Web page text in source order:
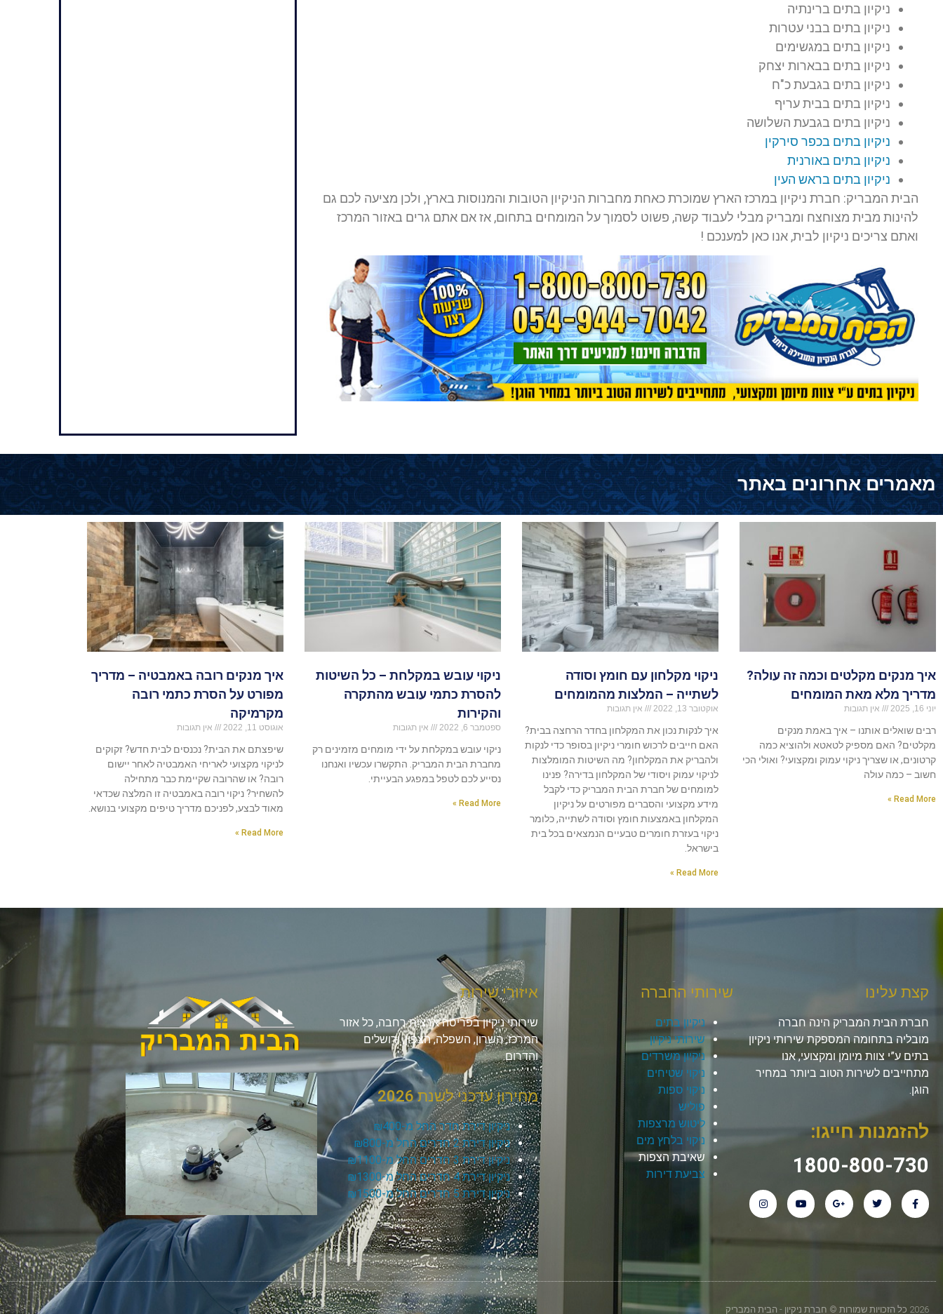
ניקיון בתים ברינתיה
ניקיון בתים בבני עטרות
ניקיון בתים במגשימים
ניקיון בתים בבארות יצחק
ניקיון בתים בגבעת כ"ח
ניקיון בתים בבית עריף
ניקיון בתים בגבעת השלושה
ניקיון בתים בכפר סירקין
ניקיון בתים באורנית
ניקיון בתים בראש העין
הבית המבריק: חברת ניקיון במרכז הארץ שמוכרת כאחת מחברות הניקיון הטובות והמנוסות בארץ, ולכן מציעה לכם גם
להינות מבית מצוחצח ומבריק מבלי לעבוד קשה, פשוט לסמוך על המומחים בתחום, אז אם אתם גרים באזור המרכז
ואתם צריכים ניקיון לבית, אנו כאן למענכם !
מאמרים אחרונים באתר
איך מנקים מקלטים וכמה זה עולה?
מדריך מלא מאת המומחים
יוני 16, 2025 אין תגובות
רבים שואלים אותנו – איך באמת מנקים
מקלטים? האם מספיק לטאטא ולהוציא כמה
קרטונים, או שצריך ניקוי עמוק ומקצועי? ואולי הכי
חשוב – כמה עולה
Read More »
ניקוי מקלחון עם חומץ וסודה
לשתייה – המלצות מהמומחים
אוקטובר 13, 2022 אין תגובות
איך לנקות נכון את המקלחון בחדר הרחצה בבית?
האם חייבים לרכוש חומרי ניקיון בסופר כדי לנקות
ולהבריק את המקלחון? מה השיטות המומלצות
לניקוי עמוק ויסודי של המקלחון בדירה? פנינו
למומחים של חברת הבית המבריק כדי לקבל
מידע מקצועי והסברים מפורטים על ניקיון
המקלחון באמצעות חומץ וסודה לשתייה, כלומר
ניקוי בעזרת חומרים טבעיים הנמצאים בכל בית
בישראל.
Read More »
ניקוי עובש במקלחת – כל השיטות
להסרת כתמי עובש מהתקרה
והקירות
ספטמבר 6, 2022 אין תגובות
ניקוי עובש במקלחת על ידי מומחים מזמינים רק
מחברת הבית המבריק. התקשרו עכשיו ואנחנו
נסייע לכם לטפל במפגע הבעייתי.
Read More »
איך מנקים רובה באמבטיה – מדריך
מפורט על הסרת כתמי רובה
מקרמיקה
אוגוסט 11, 2022 אין תגובות
שיפצתם את הבית? נכנסים לבית חדש? זקוקים
לניקוי מקצועי לאריחי האמבטיה לאחר יישום
רובה? או שהרובה שקיימת כבר מתחילה
להשחיר? ניקוי רובה באמבטיה זו המלצה שכדאי
מאוד לבצע, לפניכם מדריך טיפים מקצועי בנושא.
Read More »
קצת עלינו
חברת הבית המבריק הינה חברה
מובליה בתחומה המספקת שירותי ניקיון
בתים ע”י צוות מיומן ומקצועי, אנו
מתחייבים לשירות הטוב ביותר במחיר
הוגן.
להזמנות חייגו:
1800-800-730
שירותי החברה
ניקיון בתים
שירותי ניקיון
ניקיון משרדים
ניקוי שטיחים
ניקוי ספות
פוליש
ליטוש מרצפות
ניקוי בלחץ מים
שאיבת הצפות
צביעת דירות
איזורי שירות
שירותי ניקיון בפריסה ארצית רחבה, כל אזור
המרכז, השרון, השפלה, הצפון, ירושלים
והדרום.
מחירון עדכני לשנת 2026
ניקיון דירת חדר החל מ-₪400
ניקיון דירת 2 חדרים החל מ-₪800
ניקיון דירת 3 חדרים החל מ-₪1100
ניקיון דירת 4 חדרים החל מ-₪1300
ניקיון דירת 5 חדרים החל מ-₪1500
2026 כל הזכויות שמורות © חברת ניקיון - הבית המבריק